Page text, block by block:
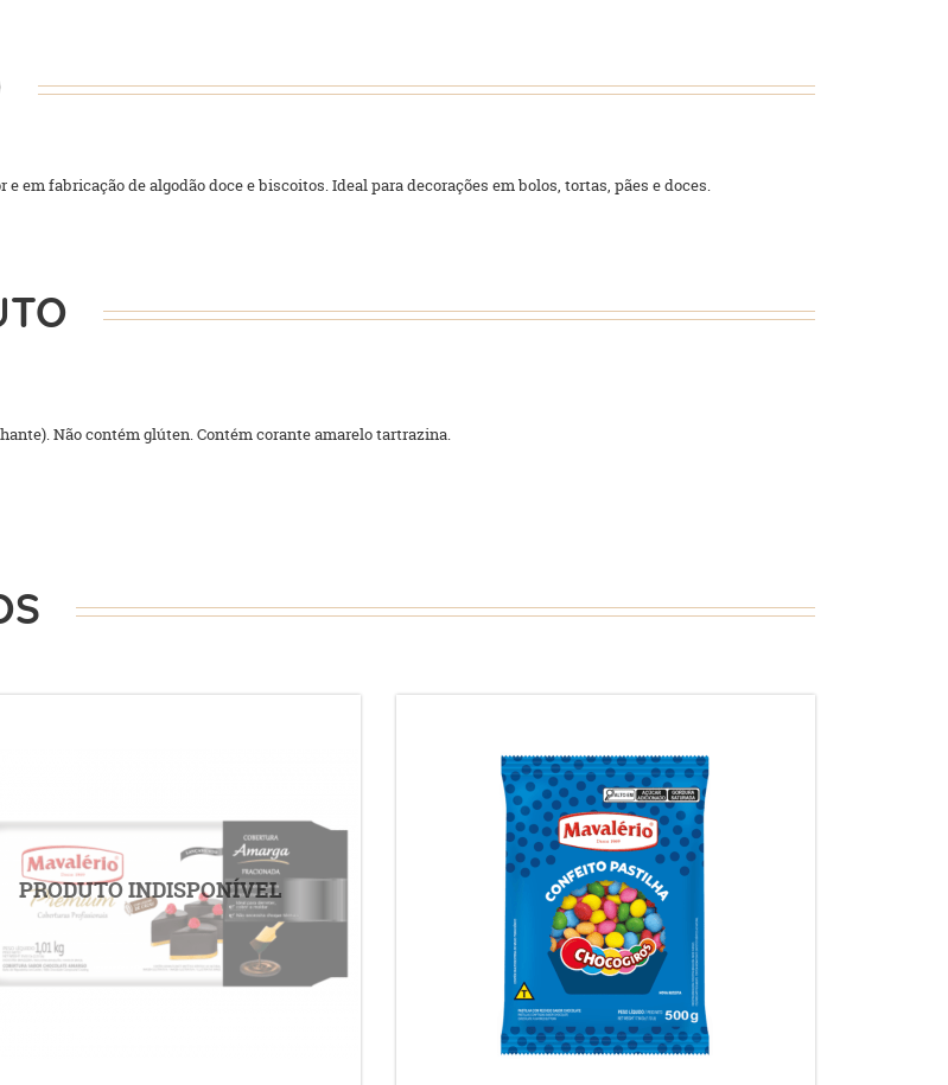
em fabricação de algodão doce e biscoitos. Ideal para decorações em bolos, tortas, pães e doces.
Não contém glúten. Contém corante amarelo tartrazina.